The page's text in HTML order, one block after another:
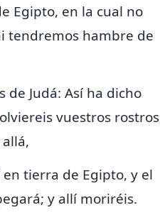
Egipto, en la cual no
tendremos hambre de
de Judá: Así ha dicho
vuestros rostros
tierra de Egipto, y el
y allí moriréis.